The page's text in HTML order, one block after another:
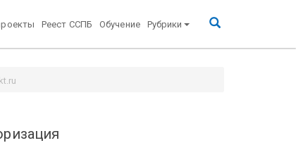
Реест ССПБ Обучение Рубрики